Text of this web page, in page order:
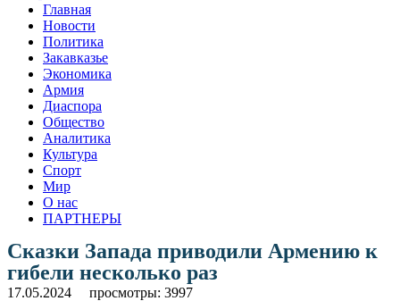
Главная
Новости
Политика
Закавказье
Экономика
Армия
Диаспора
Общество
Аналитика
Культура
Спорт
Мир
О нас
ПАРТНЕРЫ
Сказки Запада приводили Армению к
гибели несколько раз
17.05.2024 просмотры: 3997